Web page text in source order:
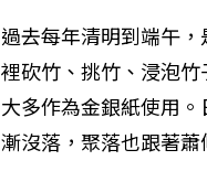
過去每年清明到端午
裡砍竹、挑竹、浸泡
大多作為金銀紙使用
漸沒落，聚落也跟著